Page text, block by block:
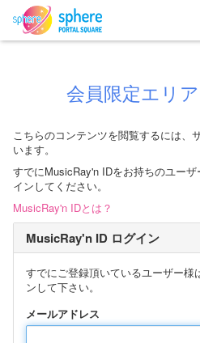
会員限定エリ
こちらのコンテンツを閲覧するには、
います。
すでにMusicRay'n IDをお持ちのユー
インしてください。
MusicRay'n IDとは？
MusicRay'n ID ログイン
すでにご登録頂いているユーザー様
ンして下さい。
メールアドレス